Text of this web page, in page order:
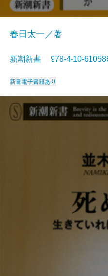
春日太一／著
新潮新書 978-4-10-
新書電子書籍あり